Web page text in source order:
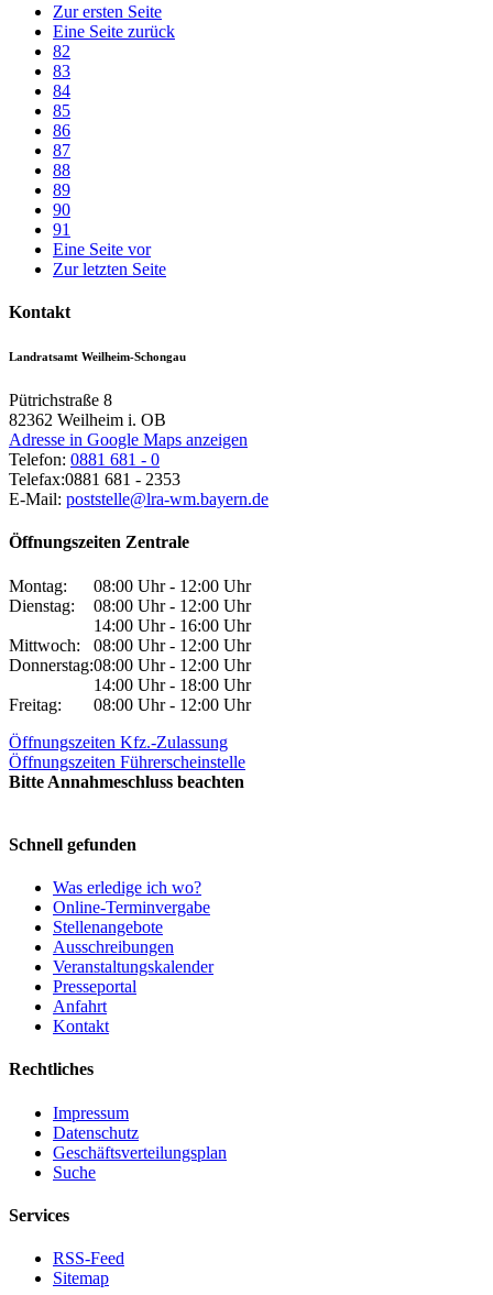
Zur ersten Seite
Eine Seite zurück
82
83
84
85
86
87
88
89
90
91
Eine Seite vor
Zur letzten Seite
Kontakt
Landratsamt Weilheim-Schongau
Pütrichstraße 8
82362 Weilheim i. OB
Adresse in Google Maps anzeigen
Telefon: 0881 681 - 0
Telefax:0881 681 - 2353
E-Mail: poststelle@lra-wm.bayern.de
Öffnungszeiten Zentrale
Montag:
08:00 Uhr - 12:00 Uhr
Dienstag:
08:00 Uhr - 12:00 Uhr
14:00 Uhr - 16:00 Uhr
Mittwoch:
08:00 Uhr - 12:00 Uhr
Donnerstag:08:00 Uhr - 12:00 Uhr
14:00 Uhr - 18:00 Uhr
Freitag:
08:00 Uhr - 12:00 Uhr
Öffnungszeiten Kfz.-Zulassung
Öffnungszeiten Führerscheinstelle
Bitte Annahmeschluss beachten
Schnell gefunden
Was erledige ich wo?
Online-Terminvergabe
Stellenangebote
Ausschreibungen
Veranstaltungskalender
Presseportal
Anfahrt
Kontakt
Rechtliches
Impressum
Datenschutz
Geschäftsverteilungsplan
Suche
Services
RSS-Feed
Sitemap